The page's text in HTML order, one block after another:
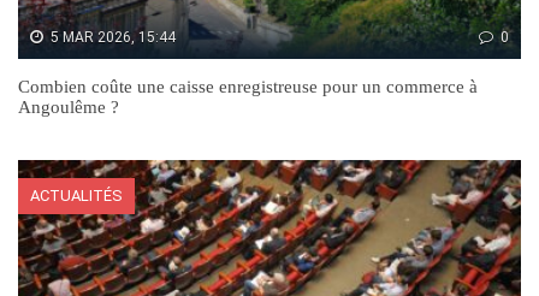
5 MAR 2026, 15:44 0
Combien coûte une caisse enregistreuse pour un commerce à
Angoulême ?
ACTUALITÉS